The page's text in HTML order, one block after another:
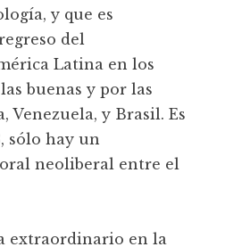
y que es
del
Latina en los
buenas y por las
Venezuela, y Brasil. Es
sólo hay un
neoliberal entre el
extraordinario en la